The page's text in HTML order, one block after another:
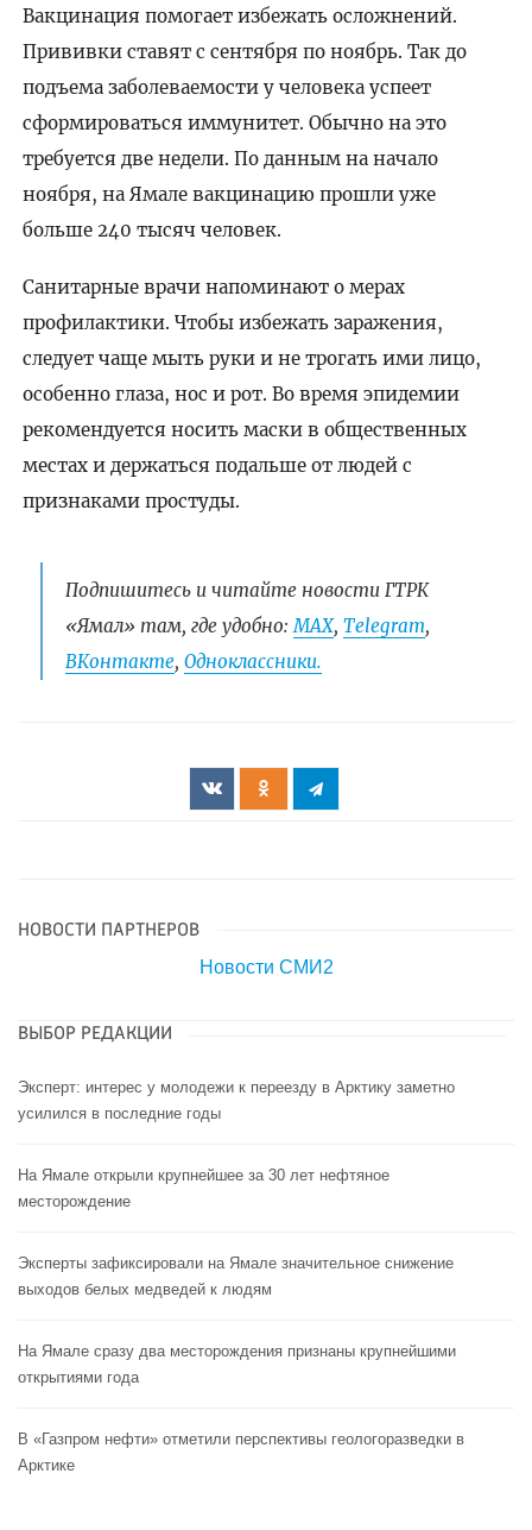
Вакцинация помогает избежать осложнений.
Прививки ставят с сентября по ноябрь. Так до
подъема заболеваемости у человека успеет
сформироваться иммунитет. Обычно на это
требуется две недели. По данным на начало
ноября, на Ямале вакцинацию прошли уже
больше 240 тысяч человек.
Санитарные врачи напоминают о мерах
профилактики. Чтобы избежать заражения,
следует чаще мыть руки и не трогать ими лицо,
особенно глаза, нос и рот. Во время эпидемии
рекомендуется носить маски в общественных
местах и держаться подальше от людей с
признаками простуды.
Подпишитесь и читайте новости ГТРК
«Ямал» там, где удобно:МАХ, Telegram,
ВКонтакте, Одноклассники.
НОВОСТИ ПАРТНЕРОВ
Новости СМИ2
ВЫБОР РЕДАКЦИИ
Эксперт: интерес у молодежи к переезду в Арктику заметно
усилился в последние годы
На Ямале открыли крупнейшее за 30 лет нефтяное
месторождение
Эксперты зафиксировали на Ямале значительное снижение
выходов белых медведей к людям
На Ямале сразу два месторождения признаны крупнейшими
открытиями года
В «Газпром нефти» отметили перспективы геологоразведки в
Арктике